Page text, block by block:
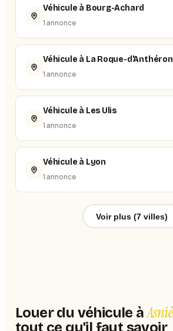
Véhicule à Bourg-Achard
1 annonce
Véhicule à La Roque-d'Anthéron
1 annonce
Véhicule à Les Ulis
1 annonce
Véhicule à Lyon
1 annonce
Voir plus (7 villes)
Louer du véhicule à
tout ce qu'il faut savoir